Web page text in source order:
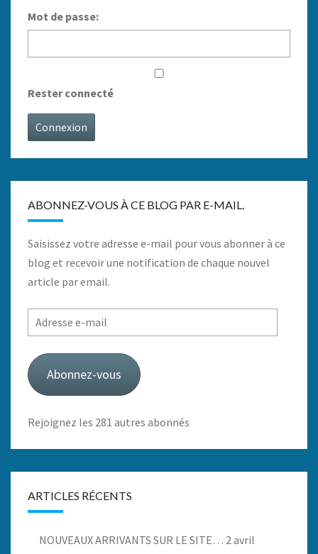
Mot de passe:
Rester connecté
Connexion
ABONNEZ-VOUS À CE BLOG PAR E-MAIL.
Saisissez votre adresse e-mail pour vous abonner à ce
blog et recevoir une notification de chaque nouvel
article par email.
Adresse
e-
mail
Abonnez-vous
Rejoignez les 281 autres abonnés
ARTICLES RÉCENTS
NOUVEAUX ARRIVANTS SUR LE SITE… 2 avril